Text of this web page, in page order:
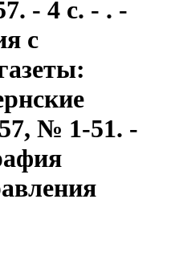
- 4 с. - . -
с
№ 1-51. -